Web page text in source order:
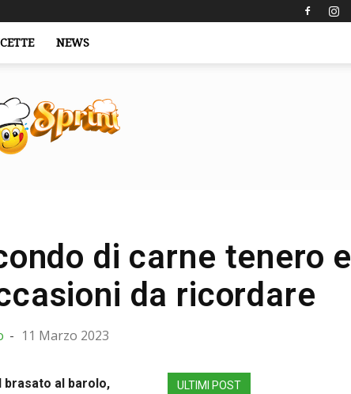
NEWS
di carne tenero e
da ricordare
- 11 Marzo 2023
brasato al barolo,
ULTIMI POST